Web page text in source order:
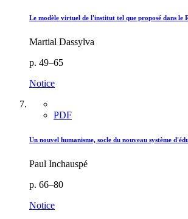
Le modèle virtuel de l'institut tel que proposé dans le
Martial Dassylva
p. 49–65
Notice
PDF
Un nouvel humanisme, socle du nouveau système
Paul Inchauspé
p. 66–80
Notice